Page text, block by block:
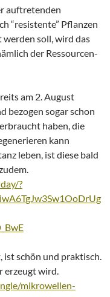
auftretenden
“resistente” Pflanzen
soll, wird das
der Ressourcen-
am 2. August
bezogen sogar schon
haben, die
kann
leben, ist diese bald
?
ist schön und praktisch.
erzeugt wird.
mikrowellen-